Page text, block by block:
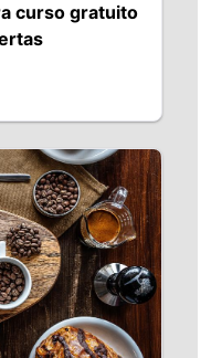
curso gratuito